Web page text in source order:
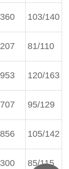
103/140
81/110
120/163
95/129
105/142
85/115